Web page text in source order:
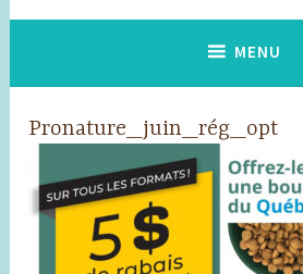
MENU
Pronature_juin_rég_opt